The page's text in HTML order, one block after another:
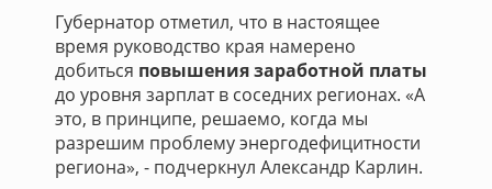
Губернатор отметил, что в настоящее
время руководство края намерено
добиться повышения заработной платы
до уровня зарплат в соседних регионах. «А
это, в принципе, решаемо, когда мы
разрешим проблему энергодефицитности
региона», - подчеркнул Александр Карлин.